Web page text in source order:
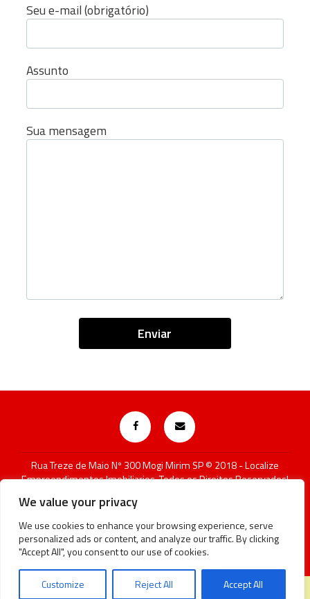
We value your privacy
We use cookies to enhance your browsing experience, serve
personalized ads or content, and analyze our traffic. By clicking
"Accept All", you consent to our use of cookies.
Customize Reject All Accept All
Seu e-mail (obrigatório)
Assunto
Sua mensagem
Rua Treze de Maio Nº 300 Mogi Mirim SP © 2018 - Localize
Empreendimentos Imobiliarios, Todos os Direitos Reservados!
sujeitos a alteração sem aviso prévio.
CRECI SP 41411-J